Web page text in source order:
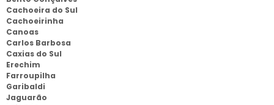
Cachoeira do Sul
Cachoeirinha
Canoas
Carlos Barbosa
Caxias do Sul
Erechim
Farroupilha
Garibaldi
Jaguarão